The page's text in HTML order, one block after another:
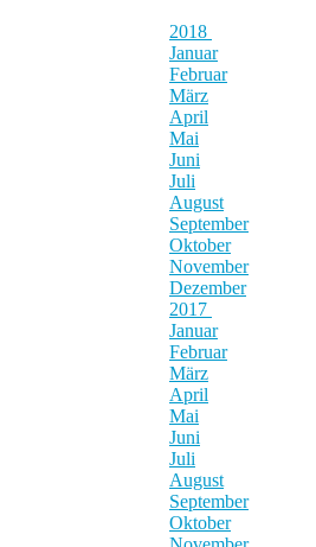
2018
Januar
Februar
März
April
Mai
Juni
Juli
August
September
Oktober
November
Dezember
2017
Januar
Februar
März
April
Mai
Juni
Juli
August
September
Oktober